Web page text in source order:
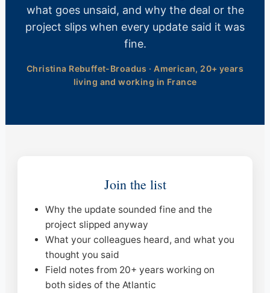
what goes unsaid, and why the deal or the
project slips when every update said it was
fine.
Christina Rebuffet-Broadus · American, 20+ years
living and working in France
Join the list
Why the update sounded fine and the
project slipped anyway
What your colleagues heard, and what you
thought you said
Field notes from 20+ years working on
both sides of the Atlantic